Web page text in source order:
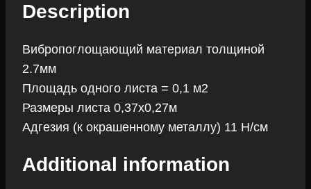
Description
Вибропоглощающий материал толщиной
2.7мм
Площадь одного листа = 0,1 м2
Размеры листа 0,37х0,27м
Адгезия (к окрашенному металлу) 11 Н/см
Additional information